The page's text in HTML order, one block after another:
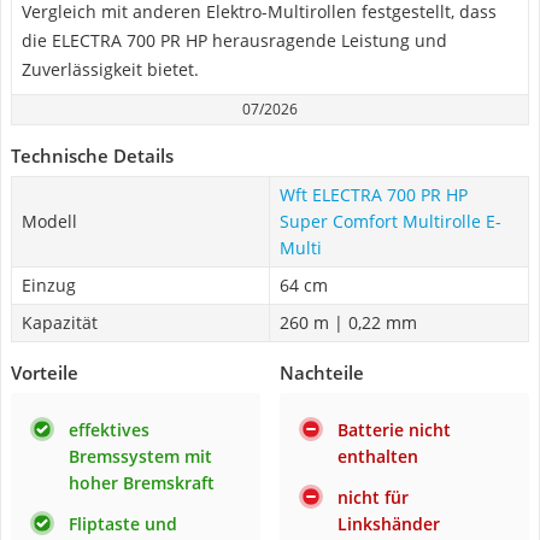
Vergleich mit anderen Elektro-Multirollen festgestellt, dass
die ELECTRA 700 PR HP herausragende Leistung und
Zuverlässigkeit bietet.
07/2026
Technische Details
Modell
Wft ELECTRA 700 PR HP
Super Comfort Multirolle E-
Multi
Einzug
64 cm
Kapazität
260 m | 0,22 mm
Vorteile
effektives
Bremssystem mit
hoher Bremskraft
Fliptaste und
Nachteile
Batterie nicht
enthalten
nicht für
Linkshänder